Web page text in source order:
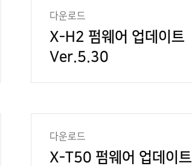
다운로드
X-H2 펌웨어 업데이트
Ver.5.30
다운로드
X-T50 펌웨어 업데이트